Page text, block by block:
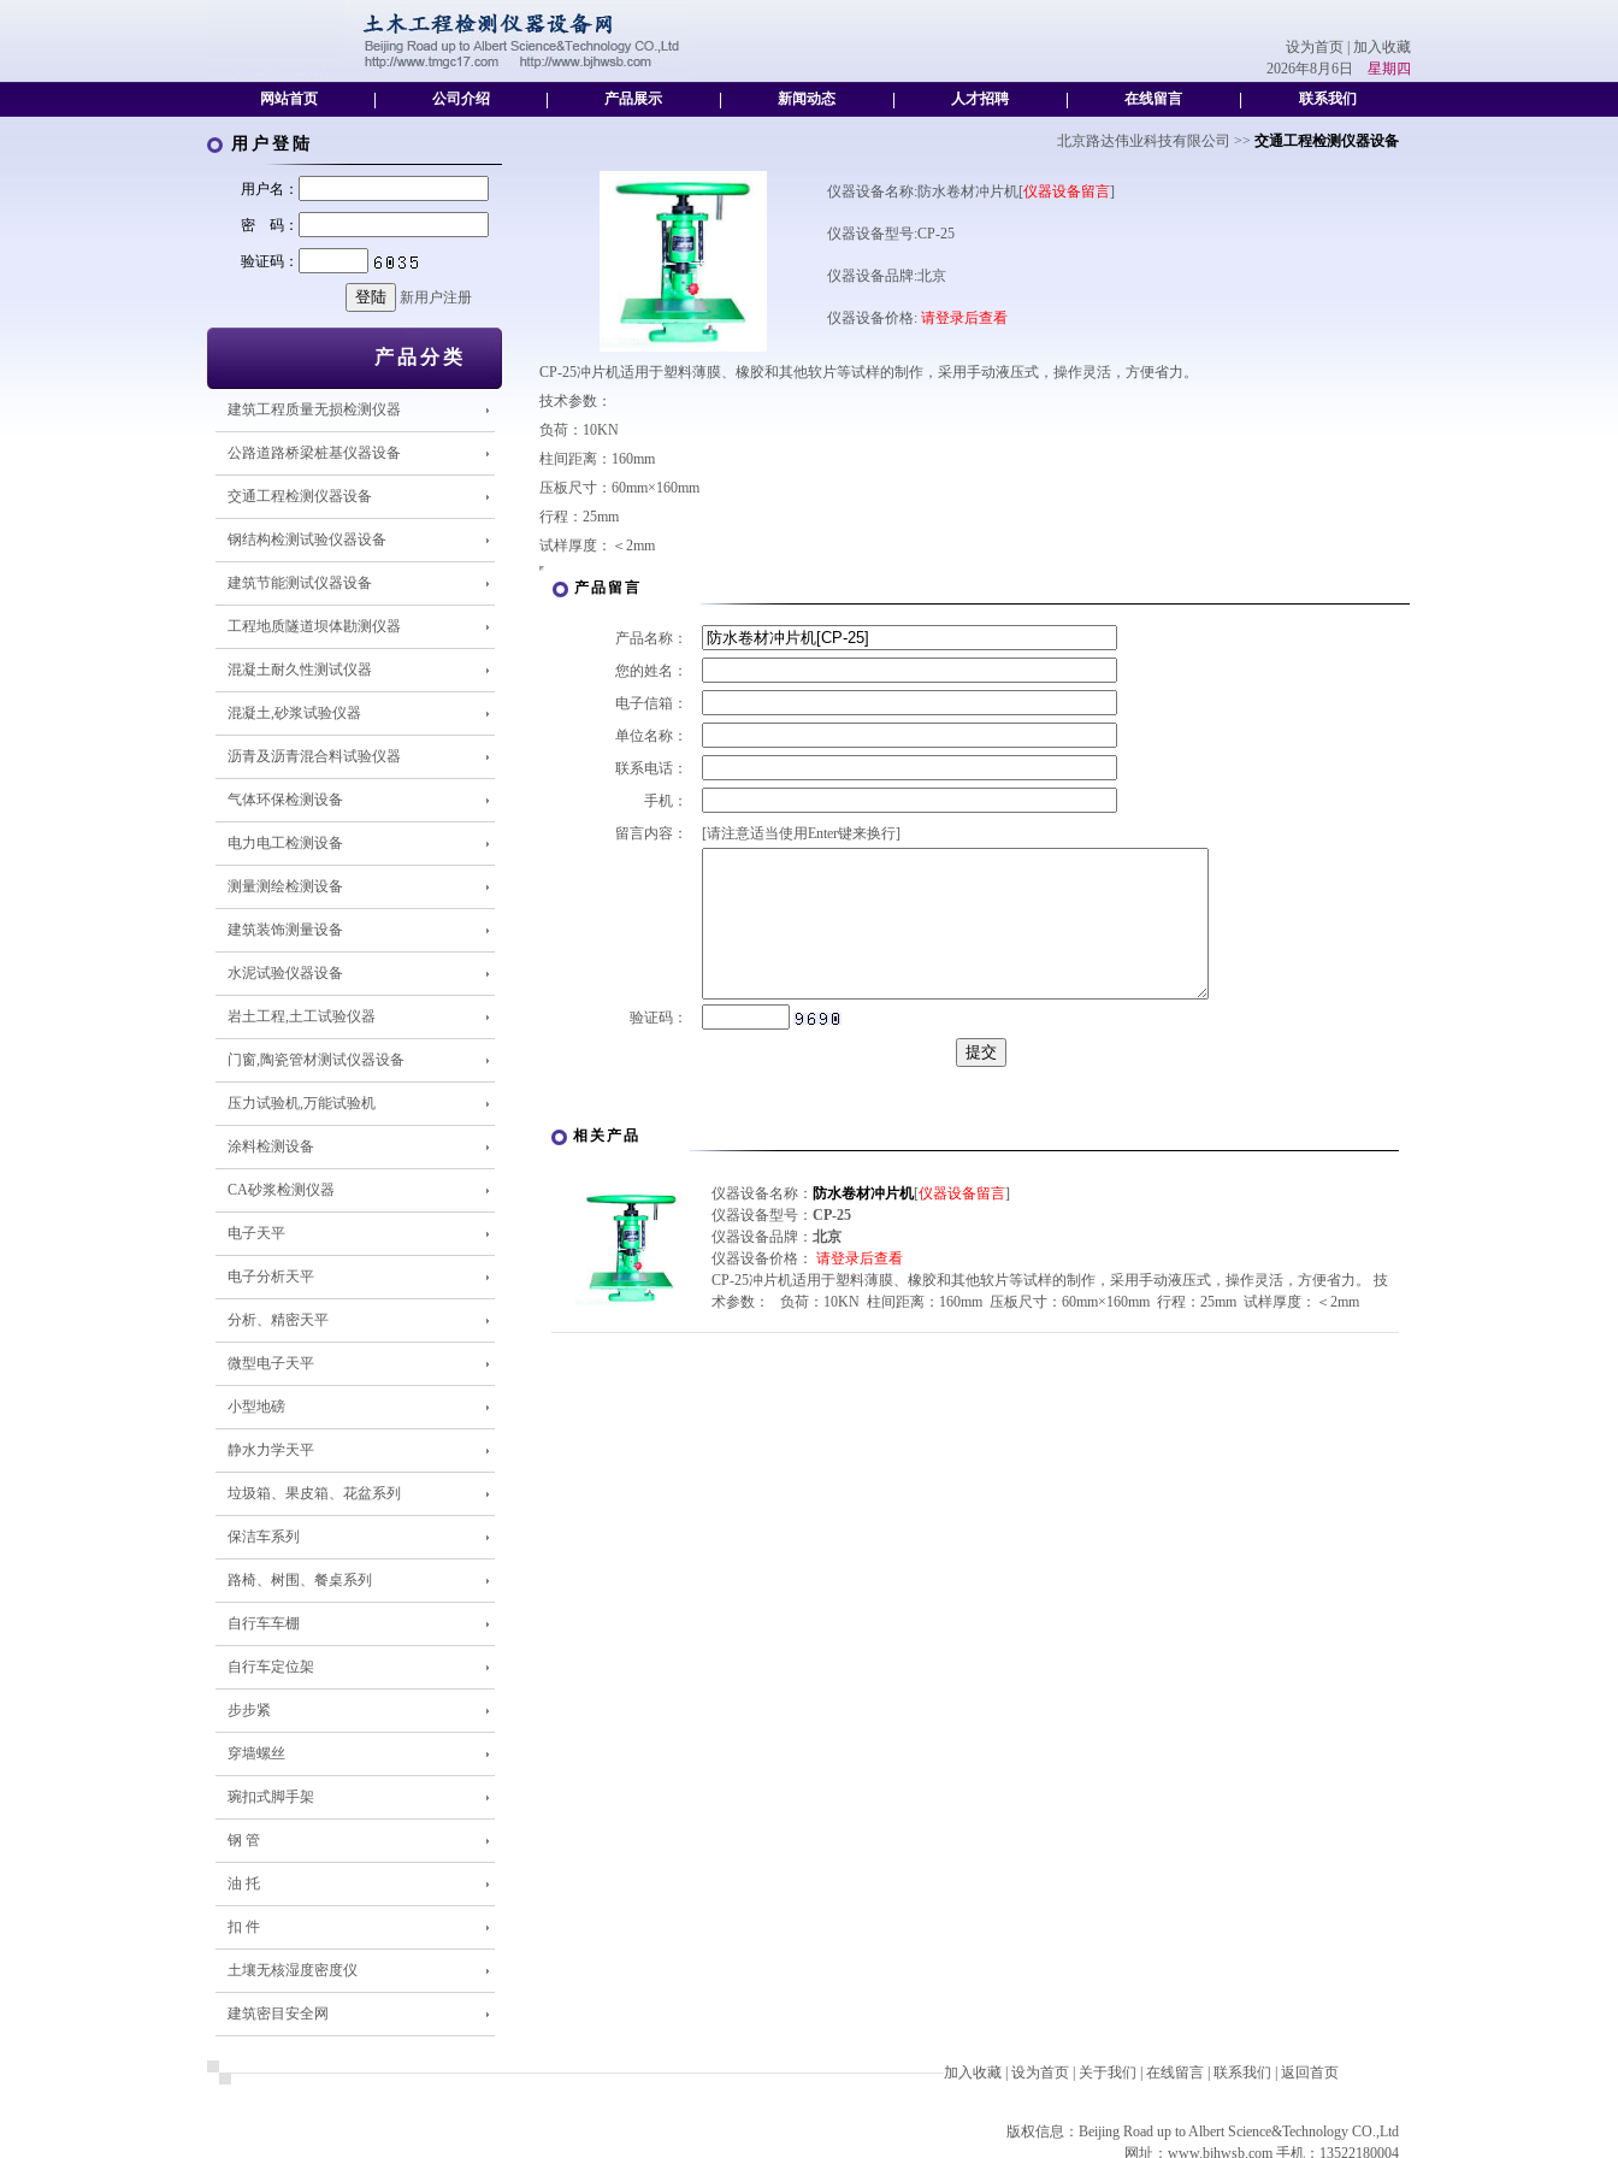
设为首页
加入收藏
2026年8月6日 星期四
网站首页
公司介绍 产品展示 新闻动态 人才招聘 在线留言 联系我们
用户登陆
用户名：
密 码：
验证码：
新用户注册
产品分类
建筑工程质量无损检测仪器
公路道路桥梁桩基仪器设备
交通工程检测仪器设备
钢结构检测试验仪器设备
建筑节能测试仪器设备
工程地质隧道坝体勘测仪器
混凝土耐久性测试仪器
混凝土,砂浆试验仪器
沥青及沥青混合料试验仪器
气体环保检测设备
电力电工检测设备
测量测绘检测设备
建筑装饰测量设备
水泥试验仪器设备
岩土工程,土工试验仪器
门窗,陶瓷管材测试仪器设备
压力试验机,万能试验机
涂料检测设备
CA砂浆检测仪器
电子天平
电子分析天平
分析、精密天平
微型电子天平
小型地磅
静水力学天平
垃圾箱、果皮箱、花盆系列
保洁车系列
路椅、树围、餐桌系列
自行车车棚
自行车定位架
步步紧
穿墙螺丝
琬扣式脚手架
钢 管
油 托
扣 件
土壤无核湿度密度仪
建筑密目安全网
北京路达伟业科技有限公司 >> 交通工程检测仪器设备
仪器设备名称:防水卷材冲片机[仪器设备留言]
仪器设备型号:CP-25
仪器设备品牌:北京
仪器设备价格: 请登录后查看
CP-25冲片机适用于塑料薄膜、橡胶和其他软片等试样的制作，采用手动液压式，操作灵活，方便省力。
技术参数：
负荷：10KN
柱间距离：160mm
压板尺寸：60mm×160mm
行程：25mm
试样厚度：＜2mm
产品留言
产品名称：
您的姓名：
电子信箱：
单位名称：
联系电话：
手机：
留言内容：
[请注意适当使用Enter键来换行]
验证码：
相关产品
仪器设备名称： 防水卷材冲片机[仪器设备留言]
仪器设备型号： CP-25
仪器设备品牌： 北京
仪器设备价格： 请登录后查看
CP-25冲片机适用于塑料薄膜、橡胶和其他软片等试样的制作，采用手动液压式，操作灵活，方便省力。 技
术参数： 负荷：10KN 柱间距离：160mm 压板尺寸：60mm×160mm 行程：25mm 试样厚度：＜2mm
加入收藏 设为首页 关于我们 在线留言 联系我们 返回首页
版权信息：Beijing Road up to Albert Science&Technology CO.,Ltd
网址： www.bjhwsb.com 手机：13522180004